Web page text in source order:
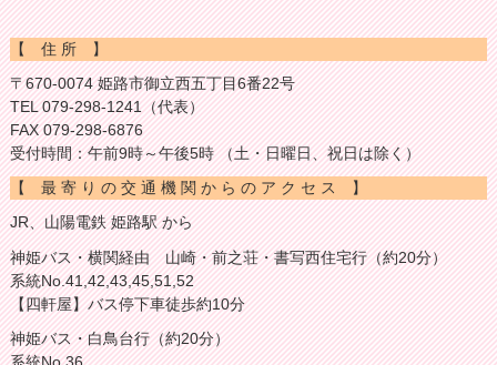
【 住 所 】
〒670-0074 姫路市御立西五丁目6番22号
TEL 079-298-1241（代表）
FAX 079-298-6876
受付時間：午前9時～午後5時 （土・日曜日、祝日は除く）
【 最 寄 り の 交 通 機 関 か ら の ア ク セ ス 】
JR、山陽電鉄 姫路駅 から
神姫バス・横関経由 山崎・前之荘・書写西住宅行（約20分）
系統No.41,42,43,45,51,52
【四軒屋】バス停下車徒歩約10分
神姫バス・白鳥台行（約20分）